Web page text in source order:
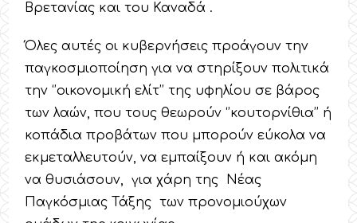
Βρετανίας και του Καναδά .
Όλες αυτές οι κυβερνήσεις προάγουν την
παγκοσμιοποίηση για να στηρίξουν πολιτικά
την ‘’οικονομική ελίτ’’ της υφηλίου σε βάρος
των λαών, που τους θεωρούν ‘’κουτορνίθια’’ ή
κοπάδια προβάτων που μπορούν εύκολα να
εκμεταλλευτούν, να εμπαίξουν ή και ακόμη
να θυσιάσουν, για χάρη της Νέας
Παγκόσμιας Τάξης των προνομιούχων